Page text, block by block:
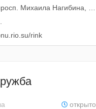
Михаила Нагибина, 17
rink
открыто